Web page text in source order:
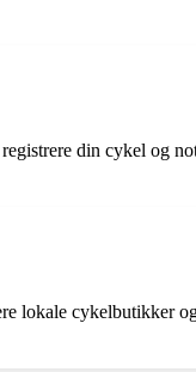
din cykel og
lokale cykelbutikker